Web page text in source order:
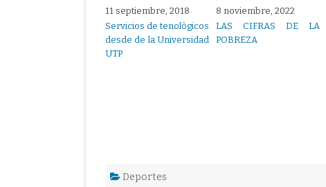
11 septiembre, 2018
Servicios de tenològicos
desde de la Universidad
UTP
8 noviembre, 2022
LAS CIFRAS DE LA
POBREZA
Deportes